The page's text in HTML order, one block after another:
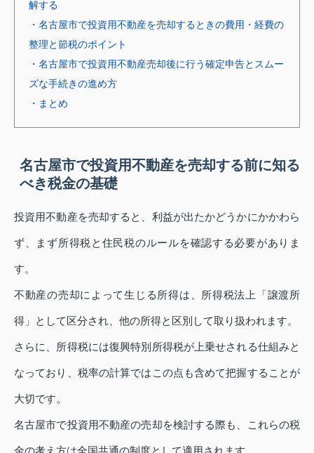
解する
・名古屋市で投資用不動産を売却するときの費用・経費の
整理と節税のポイント
・名古屋市で投資用不動産売却後に行う確定申告とスムー
ズな手続きの進め方
・まとめ
名古屋市で投資用不動産を売却する前に知る
べき税金の基礎
投資用不動産を売却すると、利益が出たかどうかにかかわら
ず、まず所得税と住民税のルールを確認する必要がありま
す。
不動産の売却によって生じる所得は、所得税法上「譲渡所
得」として区分され、他の所得と区別して取り扱われます。
さらに、所得税には復興特別所得税が上乗せされる仕組みと
なっており、税率の計算ではこの点も含めて把握することが
大切です。
名古屋市で投資用不動産の売却を検討する際も、これらの税
金の考え方は全国共通の制度として適用されます。